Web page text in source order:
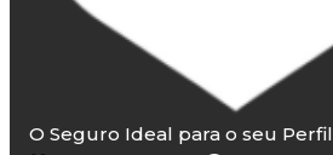
O Seguro Ideal para o seu